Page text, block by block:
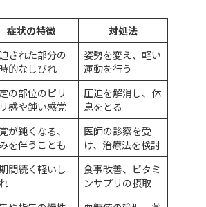
症状の特徴 対処法
された部分の
的なしびれ
姿勢を変え、軽い
運動を行う
の部位のピリ
感や鈍い感覚
圧迫を解消し、休
息をとる
が鈍くなる、
を伴うことも
医師の診察を受
け、治療法を検討
間続く軽いし
食事改善、ビタミ
ンサプリの摂取